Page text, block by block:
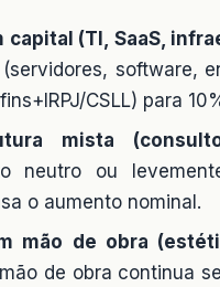
(TI, SaaS,
software,
CSLL) para
mista
neutro ou
o aumento nominal.
mão de obra
mão de obra continua